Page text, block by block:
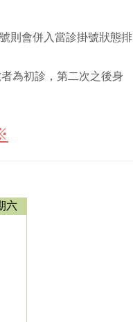
則會併入當診掛號狀態排
為初診，第二次之後身